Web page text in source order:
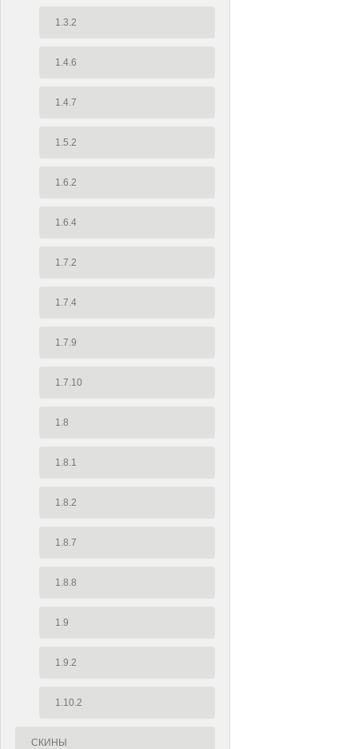
1.3.2
1.4.6
1.4.7
1.5.2
1.6.2
1.6.4
1.7.2
1.7.4
1.7.9
1.7.10
1.8
1.8.1
1.8.2
1.8.7
1.8.8
1.9
1.9.2
1.10.2
СКИНЫ